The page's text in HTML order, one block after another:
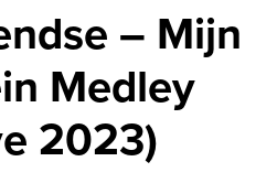
– Mijn
Medley
2023)